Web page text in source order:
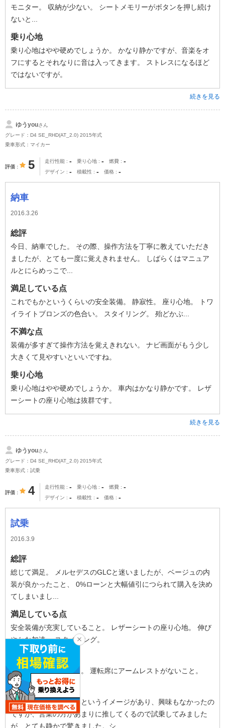
モニター。 収納が少ない。 シートメモリーがボタンを押し続け
ないと...
乗り心地
乗り心地はやや硬めでしょうか。 かなり静かですが、音楽をオ
フにするとそれなりに音は入ってきます。 ストレスになるほど
ではないですが。
続きを見る
ゆうyouさん
グレード：D4 SE_RHD(AT_2.0) 2015年式
乗車形式：マイカー
評価 5 走行性能 - 乗り心地 - 燃費 -
デザイン - 積載性 - 価格 -
納車
2016.3.26
総評
今日、納車でした。 その際、操作方法を丁寧に教えていただき
ましたが、とても一度に覚えきれません。 しばらくはマニュア
ルとにらめっこで...
満足している点
これでもかというくらいの安全装備。 静寂性。 座り心地。 トワ
イライトブロンズの色合い。 スタイリング。 殆どかぶ...
不満な点
装備が多すぎて操作方法を覚えきれない。 ナビ画面がもう少し
大きくて見やすいといいですね。
乗り心地
乗り心地はやや硬めでしょうか。 車内はかなり静かです。 レザ
ーシートの座り心地は抜群です。
続きを見る
ゆうyouさん
グレード：D4 SE_RHD(AT_2.0) 2015年式
乗車形式：試乗
評価 4 走行性能 - 乗り心地 - 燃費 -
デザイン - 積載性 - 価格 -
試乗
2016.3.9
総評
総じて満足。 メルセデスのGLCと迷いましたが、ベージュの内
装が良かったこと、 0%ローンと大幅値引につられて購入を決め
てしまいまし...
満足している点
安全装備が充実していること。 レザーシートの座り心地。 伸び
やかな加速。 スタイリング。
不満な点
ナビ画面が小さいこと。 運転席にアームレストがないこと。
乗り心地
ディーゼルはうるさいというイメージがあり、興味もなかったの
ですが、営業の方があまりに推してくるので試乗してみました
が、とても静かで驚きました。シ...